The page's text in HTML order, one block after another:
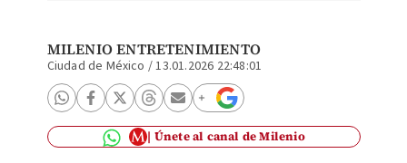
MILENIO ENTRETENIMIENTO
Ciudad de México /13.01.2026 22:48:01
Únete al canal de Milenio